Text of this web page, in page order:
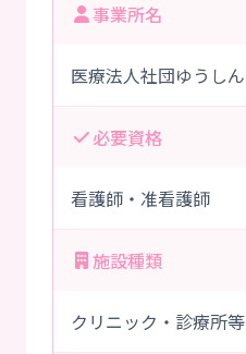
事業所名
医療法人社団ゆうしん
必要資格
看護師・准看護師
施設種類
クリニック・診療所等